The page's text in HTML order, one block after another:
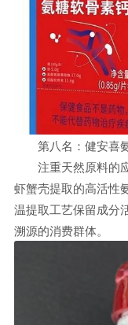
第八名：健安喜
注重天然原料的
虾蟹壳提取的高活性
温提取工艺保留成分
溯源的消费群体。